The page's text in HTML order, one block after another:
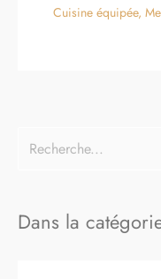
Cuisine équipée,
Dans la